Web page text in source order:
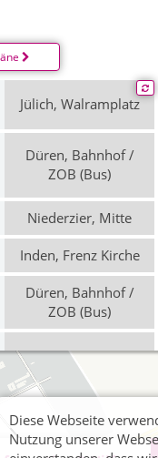
Jülich, Walramplatz
Düren, Bahnhof /
ZOB (Bus)
Niederzier, Mitte
Inden, Frenz Kirche
Düren, Bahnhof /
ZOB (Bus)
Niederzier, Mitte
Jülich, Walramplatz
Diese Webseite
Nutzung unserer